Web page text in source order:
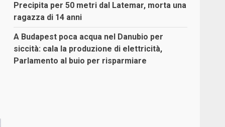
Precipita per 50 metri dal Latemar, morta una
ragazza di 14 anni
A Budapest poca acqua nel Danubio per
siccità: cala la produzione di elettricità,
Parlamento al buio per risparmiare